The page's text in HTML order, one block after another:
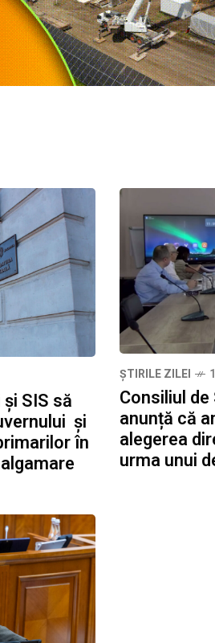
SIS să
și
în
ȘTIRILE ZILEI
Consiliul
anunță că
alegerea
urma unui